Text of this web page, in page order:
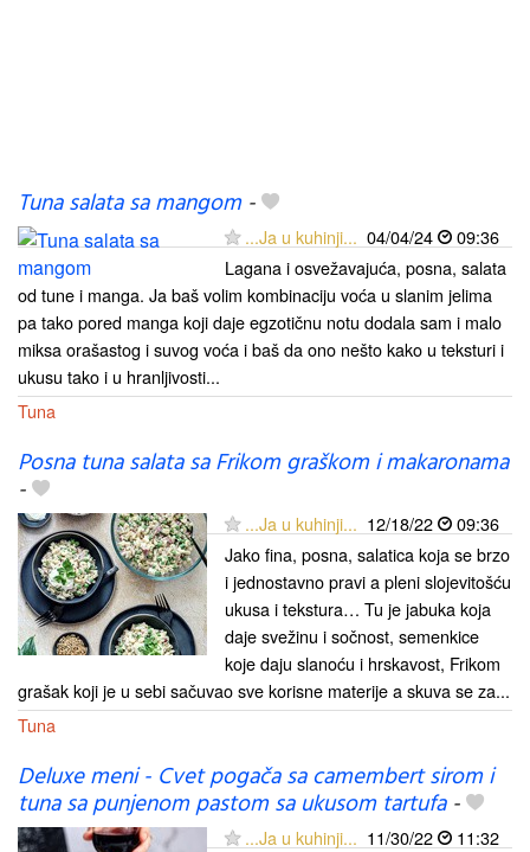
Tuna salata sa mangom-
...Ja u kuhinji... 04/04/24
09:36
Lagana i osvežavajuća, posna, salata
od tune i manga. Ja baš volim kombinaciju voća u slanim jelima
pa tako pored manga koji daje egzotičnu notu dodala sam i malo
miksa orašastog i suvog voća i baš da ono nešto kako u teksturi i
ukusu tako i u hranljivosti...
Tuna
Posna tuna salata sa Frikom graškom i makaronama
-
...Ja u kuhinji... 12/18/22
09:36
Jako fina, posna, salatica koja se brzo
i jednostavno pravi a pleni slojevitošću
ukusa i tekstura… Tu je jabuka koja
daje svežinu i sočnost, semenkice
koje daju slanoću i hrskavost, Frikom
grašak koji je u sebi sačuvao sve korisne materije a skuva se za...
Tuna
Deluxe meni - Cvet pogača sa camembert sirom i
tuna sa punjenom pastom sa ukusom tartufa-
...Ja u kuhinji... 11/30/22
11:32